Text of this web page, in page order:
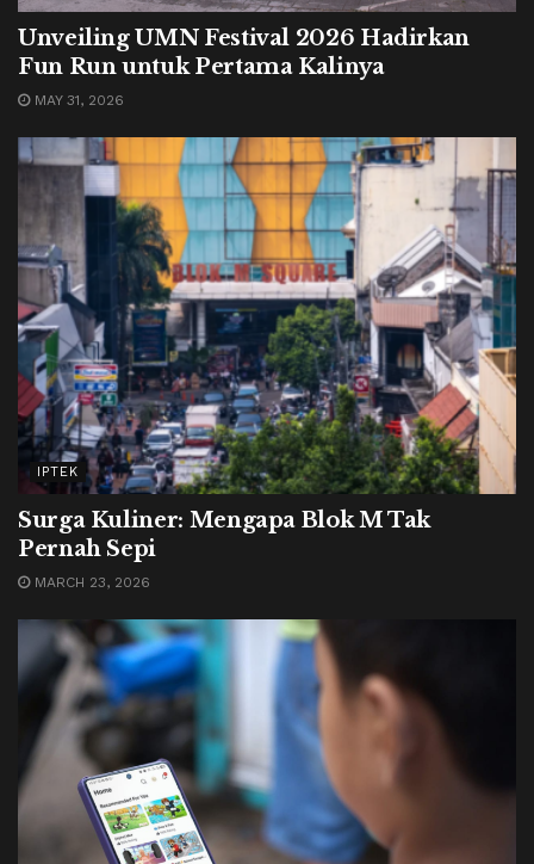
Unveiling UMN Festival 2026 Hadirkan
Fun Run untuk Pertama Kalinya
MAY 31, 2026
IPTEK
Surga Kuliner: Mengapa Blok M Tak
Pernah Sepi
MARCH 23, 2026